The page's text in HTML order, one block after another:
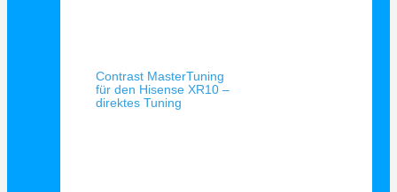
Contrast MasterTuning
für den Hisense XR10 –
direktes Tuning